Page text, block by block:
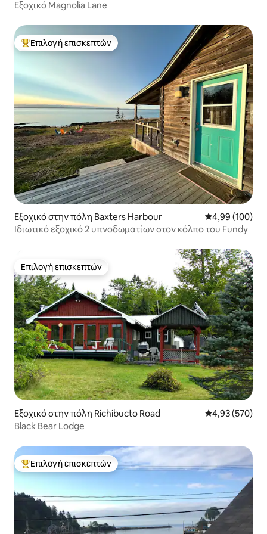
Εξοχικό Magnolia Lane
Κορυφαία επιλογή επισκεπτών
Επιλογή επισκεπτών
Εξοχικό στην πόλη Baxters Harbour Μέση
4,99 (100)
Ιδιωτικό εξοχικό 2 υπνοδωματίων στον κόλπο του Fundy
Επιλογή επισκεπτών
Επιλογή επισκεπτών
Εξοχικό στην πόλη Richibucto Road Μέση
4,93 (570)
Black Bear Lodge
Κορυφαία επιλογή επισκεπτών
Επιλογή επισκεπτών